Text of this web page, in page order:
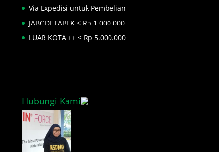
Via Expedisi untuk Pembelian
JABODETABEK < Rp 1.000.000
LUAR KOTA ++ < Rp 5.000.000
Hubungi Kami